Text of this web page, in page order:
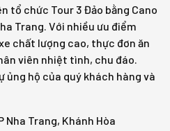
tổ chức Tour 3 Đảo bằng Cano
Trang. Với nhiều ưu điểm
chất lượng cao, thực đơn ăn
viên nhiệt tình, chu đáo.
ủng hộ của quý khách hàng và
Nha Trang, Khánh Hòa